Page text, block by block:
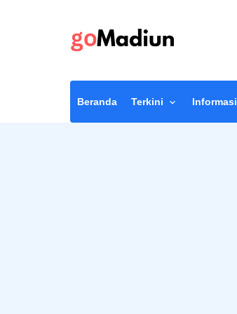
Beranda Terkini Informasi